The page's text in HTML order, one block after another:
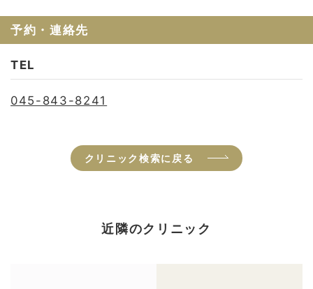
予約・連絡先
TEL
045-843-8241
クリニック検索に戻る
近隣のクリニック